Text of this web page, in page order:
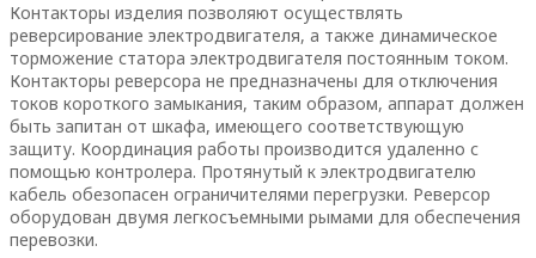
Контакторы изделия позволяют осуществлять
реверсирование электродвигателя, а также динамическое
торможение статора электродвигателя постоянным током.
Контакторы реверсора не предназначены для отключения
токов короткого замыкания, таким образом, аппарат должен
быть запитан от шкафа, имеющего соответствующую
защиту. Координация работы производится удаленно с
помощью контролера. Протянутый к электродвигателю
кабель обезопасен ограничителями перегрузки. Реверсор
оборудован двумя легкосъемными рымами для обеспечения
перевозки.